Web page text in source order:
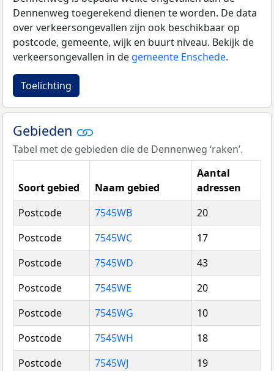
Dennenweg toegerekend dienen te worden. De data
over verkeersongevallen zijn ook beschikbaar op
postcode, gemeente, wijk en buurt niveau. Bekijk de
verkeersongevallen in de gemeente Enschede.
Toelichting
Gebieden
Tabel met de gebieden die de Dennenweg ‘raken’.
Soort gebied Naam gebied
Aantal
adressen
Postcode
7545WB
20
Postcode
7545WC
17
Postcode
7545WD
43
Postcode
7545WE
20
Postcode
7545WG
10
Postcode
7545WH
18
Postcode
7545WJ
19